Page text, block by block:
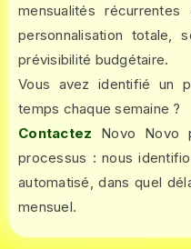
mensualités
personnalisation totale,
prévisibilité budgétaire.
Vous avez identifié un
temps chaque semaine ?
Contactez Novo Novo
processus : nous
automatisé, dans quel
mensuel.